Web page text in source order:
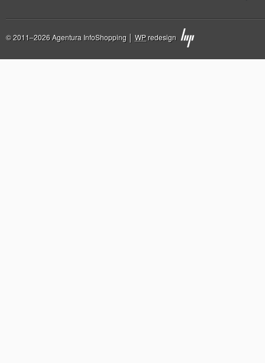
© 2011–2026 Agentura InfoShopping │ WPredesign